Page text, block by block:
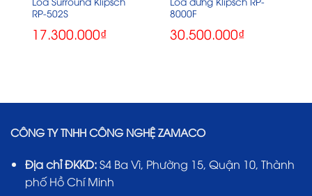
RP-502S
17.300.000₫
8000F
30.500.000₫
CÔNG TY TNHH CÔNG NGHỆ ZAMACO
Địa chỉ ĐKKD:S4 Ba Vì, Phường 15, Quận 10, Thành
phố Hồ Chí Minh